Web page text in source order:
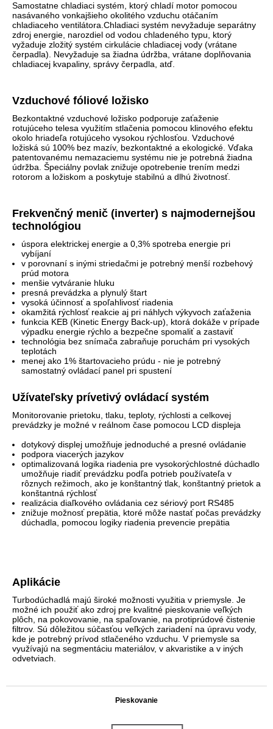
Samostatne chladiaci systém, ktorý chladí motor pomocou
nasávaného vonkajšieho okolitého vzduchu otáčaním
chladiaceho ventilátora.Chladiaci systém nevyžaduje separátny
zdroj energie, narozdiel od vodou chladeného typu, ktorý
vyžaduje zložitý systém cirkulácie chladiacej vody (vrátane
čerpadla). Nevyžaduje sa žiadna údržba, vrátane doplňovania
chladiacej kvapaliny, správy čerpadla, atď.
Vzduchové fóliové ložisko
Bezkontaktné vzduchové ložisko podporuje zaťaženie
rotujúceho telesa využitím stlačenia pomocou klinového efektu
okolo hriadeľa rotujúceho vysokou rýchlosťou. Vzduchové
ložiská sú 100% bez mazív, bezkontaktné a ekologické. Vďaka
patentovanému nemazaciemu systému nie je potrebná žiadna
údržba. Špeciálny povlak znižuje opotrebenie trením medzi
rotorom a ložiskom a poskytuje stabilnú a dlhú životnosť.
Frekvenčný menič (inverter) s najmodernejšou
technológiou
úspora elektrickej energie a 0,3% spotreba energie pri
vybíjaní
v porovnaní s inými striedačmi je potrebný menší rozbehový
prúd motora
menšie vytváranie hluku
presná prevádzka a plynulý štart
vysoká účinnosť a spoľahlivosť riadenia
okamžitá rýchlosť reakcie aj pri náhlych výkyvoch zaťaženia
funkcia KEB (Kinetic Energy Back-up), ktorá dokáže v prípade
výpadku energie rýchlo a bezpečne spomaliť a zastaviť
technológia bez snímača zabraňuje poruchám pri vysokých
teplotách
menej ako 1% štartovacieho prúdu - nie je potrebný
samostatný ovládací panel pri spustení
Užívateľsky prívetivý ovládací systém
Monitorovanie prietoku, tlaku, teploty, rýchlosti a celkovej
prevádzky je možné v reálnom čase pomocou LCD displeja
dotykový displej umožňuje jednoduché a presné ovládanie
podpora viacerých jazykov
optimalizovaná logika riadenia pre vysokorýchlostné dúchadlo
umožňuje riadiť prevádzku podľa potrieb používateľa v
rôznych režimoch, ako je konštantný tlak, konštantný prietok a
konštantná rýchlosť
realizácia diaľkového ovládania cez sériový port RS485
znižuje možnosť prepätia, ktoré môže nastať počas prevádzky
dúchadla, pomocou logiky riadenia prevencie prepätia
Aplikácie
Turbodúchadlá majú široké možnosti využitia v priemysle. Je
možné ich použiť ako zdroj pre kvalitné pieskovanie veľkých
plôch, na pokovovanie, na spaľovanie, na protiprúdové čistenie
filtrov. Sú dôležitou súčasťou veľkých zariadení na úpravu vody,
kde je potrebný prívod stlačeného vzduchu. V priemysle sa
využívajú na segmentáciu materiálov, v akvaristike a v iných
odvetviach.
Pieskovanie